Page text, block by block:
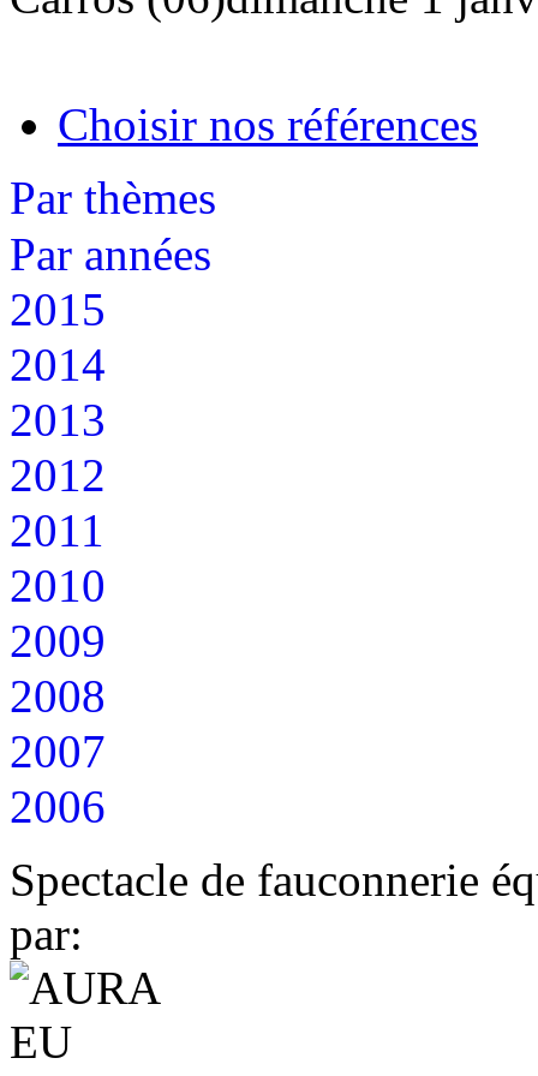
Choisir nos références
Par thèmes
Par années
2015
2014
2013
2012
2011
2010
2009
2008
2007
2006
Spectacle de fauconnerie
par: